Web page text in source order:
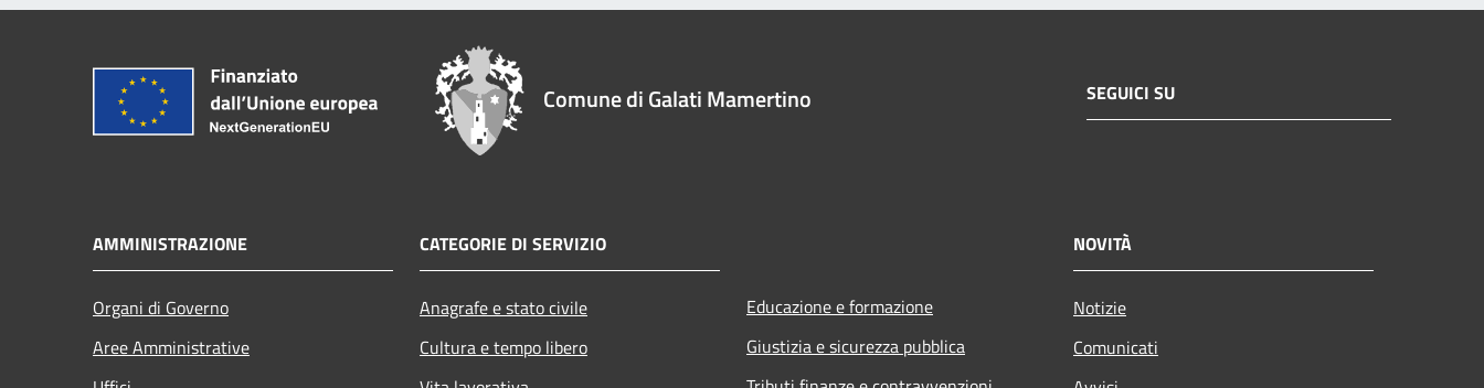
Comune di Galati Mamertino SEGUICI SU
AMMINISTRAZIONE
Organi di Governo
Aree Amministrative
CATEGORIE DI SERVIZIO
Anagrafe e stato civile
Cultura e tempo libero
Educazione e formazione
Giustizia e sicurezza pubblica
NOVITÀ
Notizie
Comunicati